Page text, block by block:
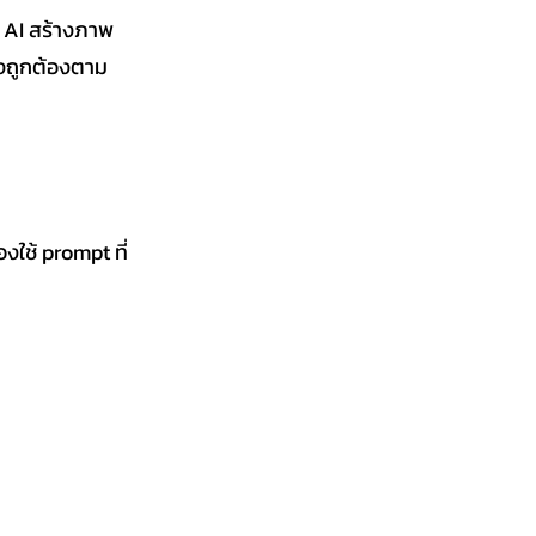
สร้างภาพ
ถูกต้องตาม
ใช้ prompt ที่